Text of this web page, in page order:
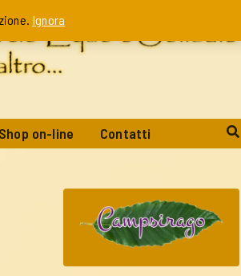
Shop on-line Contatti
Ignora